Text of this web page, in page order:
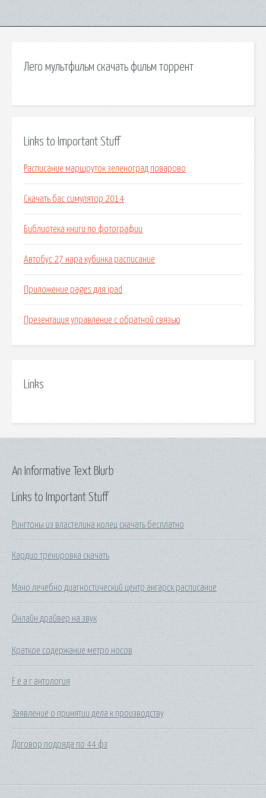
Лего мультфильм скачать фильм торрент
Links to Important Stuff
Расписание маршруток зеленоград поварово
Скачать бас симулятор 2014
Библиотека книги по фотографии
Автобус 27 нара кубинка расписание
Приложение pages для ipad
Презентация управление с обратной связью
Links
Links to Important Stuff
Рингтоны из властелина колец скачать бесплатно
Кардио тренировка скачать
Мано лечебно диагностический центр ангарск расписание
Онлайн драйвер на звук
Краткое содержание метро носов
F e a r антология
Заявление о принятии дела к производству
Договор подряда по 44 фз
An Informative Text Blurb